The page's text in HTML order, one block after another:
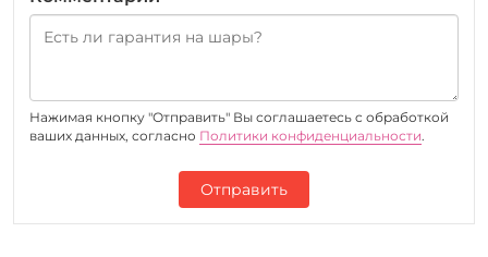
Нажимая кнопку "Отправить" Вы соглашаетесь c обработкой
ваших данных, согласно Политики конфиденциальности.
Отправить